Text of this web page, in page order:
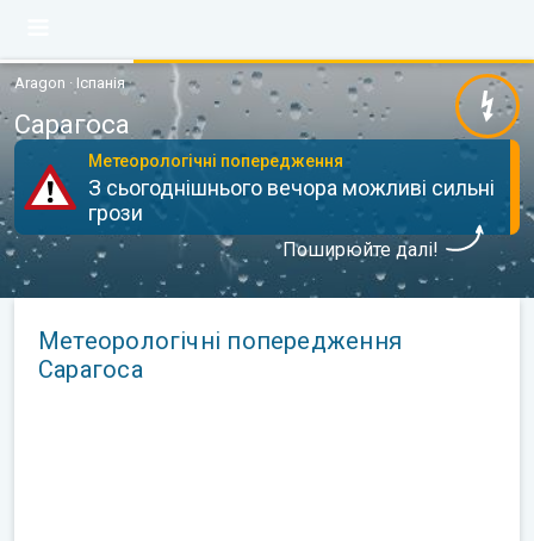
Aragon · Іспанія
Сарагоса
Метеорологічні попередження
З сьогоднішнього вечора можливі сильні
грози
Поширюйте далі!
Метеорологічні попередження
Сарагоса